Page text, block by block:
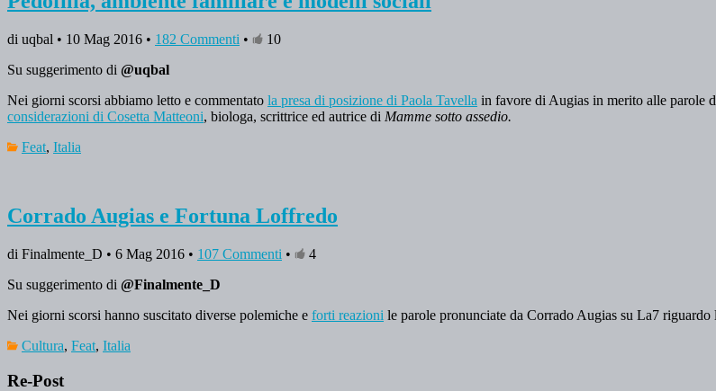
di uqbal • 10 Mag 2016 • 182 Commenti •
10
Su suggerimento di @uqbal
Nei giorni scorsi abbiamo letto e commentato la presa di posizione di Paola Tavella in favore di Augias in merito alle parole
considerazioni di Cosetta Matteoni, biologa, scrittrice ed autrice di Mamme sotto assedio.
Feat, Italia
Corrado Augias e Fortuna Loffredo
di Finalmente_D • 6 Mag 2016 • 107 Commenti •
4
Su suggerimento di @Finalmente_D
Nei giorni scorsi hanno suscitato diverse polemiche e forti reazioni le parole pronunciate da Corrado Augias su La7
Cultura, Feat, Italia
Re-Post